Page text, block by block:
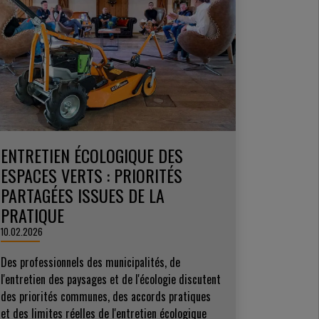
ENTRETIEN ÉCOLOGIQUE DES
ESPACES VERTS : PRIORITÉS
PARTAGÉES ISSUES DE LA
PRATIQUE
10.02.2026
Des professionnels des municipalités, de
l'entretien des paysages et de l'écologie discutent
des priorités communes, des accords pratiques
et des limites réelles de l'entretien écologique